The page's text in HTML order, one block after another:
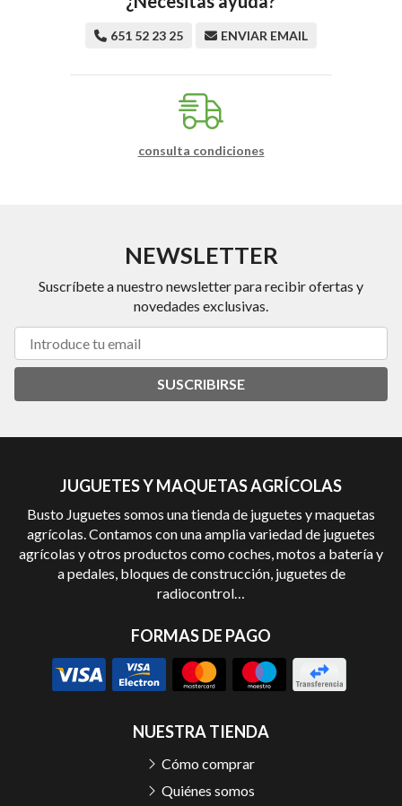
651 52 23 25 ENVIAR EMAIL
consulta condiciones
NEWSLETTER
Suscríbete a nuestro newsletter para recibir ofertas y
novedades exclusivas.
SUSCRIBIRSE
JUGUETES Y MAQUETAS AGRÍCOLAS
Busto Juguetes somos una tienda de juguetes y maquetas
agrícolas. Contamos con una amplia variedad de juguetes
agrícolas y otros productos como coches, motos a batería y
a pedales, bloques de construcción, juguetes de
radiocontrol…
FORMAS DE PAGO
NUESTRA TIENDA
Cómo comprar
Quiénes somos